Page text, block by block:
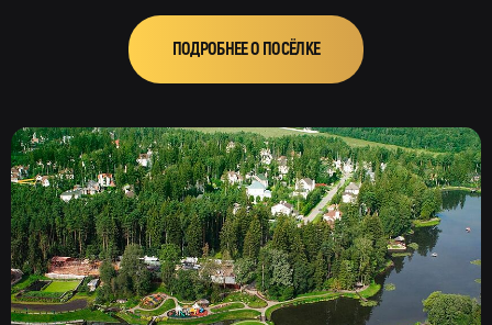
ПОДРОБНЕЕ О ПОСЁЛКЕ